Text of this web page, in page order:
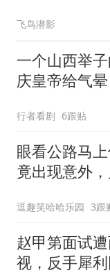
飞鸟潜影
一个山西举
庆皇帝给气
行者看剧 6跟贴
眼看公路马
竟出现意外
逗趣笑哈哈乐园 3跟
赵甲第面试
视，反手犀